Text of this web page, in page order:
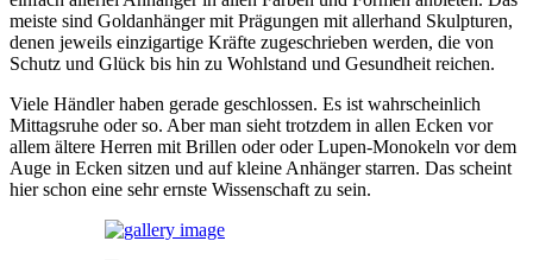
meiste sind Goldanhänger mit Prägungen mit allerhand Skulpturen,
denen jeweils einzigartige Kräfte zugeschrieben werden, die von
Schutz und Glück bis hin zu Wohlstand und Gesundheit reichen.
Viele Händler haben gerade geschlossen. Es ist wahrscheinlich
Mittagsruhe oder so. Aber man sieht trotzdem in allen Ecken vor
allem ältere Herren mit Brillen oder oder Lupen-Monokeln vor dem
Auge in Ecken sitzen und auf kleine Anhänger starren. Das scheint
hier schon eine sehr ernste Wissenschaft zu sein.